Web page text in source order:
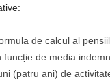
de calcul al
funcție de media
(patru ani) de